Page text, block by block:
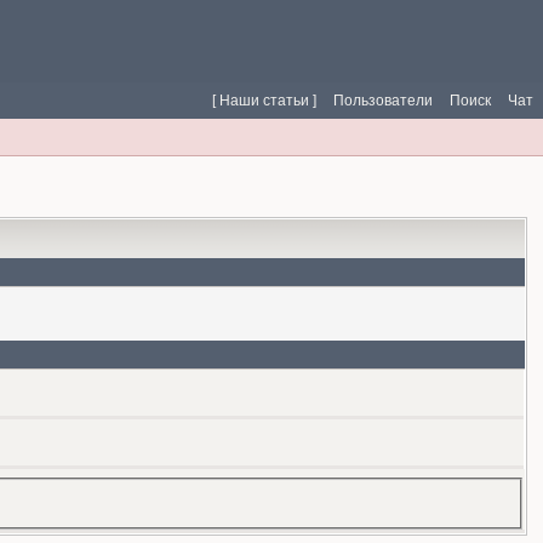
Чат
Поиск
Пользователи
[ Наши статьи ]